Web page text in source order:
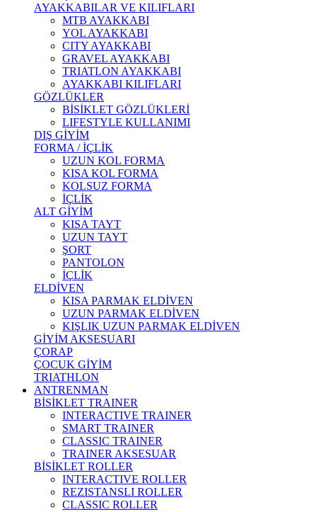
AYAKKABILAR VE KILIFLARI
MTB AYAKKABI
YOL AYAKKABI
CITY AYAKKABI
GRAVEL AYAKKABI
TRIATLON AYAKKABI
AYAKKABI KILIFLARI
GÖZLÜKLER
BİSİKLET GÖZLÜKLERİ
LIFESTYLE KULLANIMI
DIŞ GİYİM
FORMA / İÇLİK
UZUN KOL FORMA
KISA KOL FORMA
KOLSUZ FORMA
İÇLİK
ALT GİYİM
KISA TAYT
UZUN TAYT
ŞORT
PANTOLON
İÇLİK
ELDİVEN
KISA PARMAK ELDİVEN
UZUN PARMAK ELDİVEN
KIŞLIK UZUN PARMAK ELDİVEN
GİYİM AKSESUARI
ÇORAP
ÇOCUK GİYİM
TRIATHLON
ANTRENMAN
BİSİKLET TRAINER
INTERACTIVE TRAINER
SMART TRAINER
CLASSIC TRAINER
TRAINER AKSESUAR
BİSİKLET ROLLER
INTERACTIVE ROLLER
REZISTANSLI ROLLER
CLASSIC ROLLER